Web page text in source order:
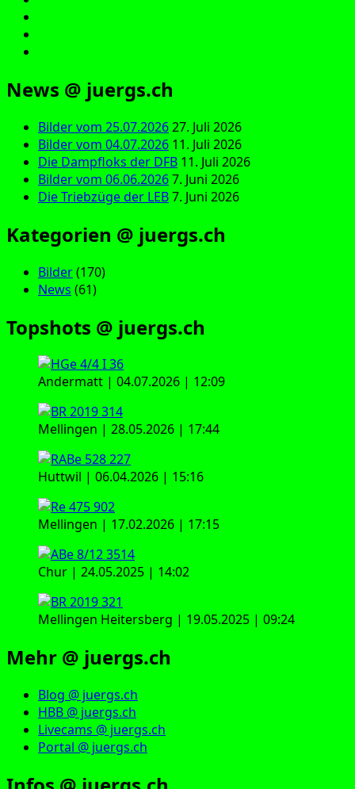
News @ juergs.ch
Bilder vom 25.07.202627. Juli 2026
Bilder vom 04.07.2026 11. Juli 2026
Die Dampfloks der DFB 11. Juli 2026
Bilder vom 06.06.20267. Juni 2026
Die Triebzüge der LEB7. Juni 2026
Kategorien @ juergs.ch
Bilder(170)
News (61)
Topshots @ juergs.ch
Andermatt | 04.07.2026 | 12:09
Mellingen | 28.05.2026 | 17:44
Huttwil | 06.04.2026 | 15:16
Mellingen | 17.02.2026 | 17:15
Chur | 24.05.2025 | 14:02
Mellingen Heitersberg | 19.05.2025 | 09:24
Mehr @ juergs.ch
Blog @ juergs.ch
HBB @ juergs.ch
Livecams @ juergs.ch
Portal @ juergs.ch